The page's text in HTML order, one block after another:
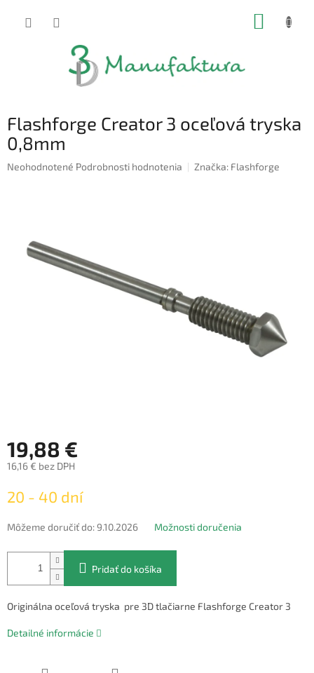
Flashforge Creator 3 oceľová tryska
0,8mm
Priemerné
hviezdičiek.
Neohodnotené Podrobnosti hodnotenia Značka: Flashforge
19,88 €
16,16 € bez DPH
cena:
20 - 40 dní
Môžeme doručiť do:9.10.2026 Možnosti doručenia
Pridať do košíka
Originálna oceľová tryska pre 3D tlačiarne Flashforge Creator 3
Detailné informácie